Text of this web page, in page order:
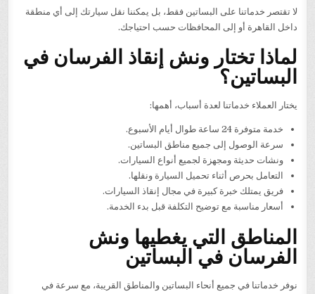
لا تقتصر خدماتنا على البساتين فقط، بل يمكننا نقل سيارتك إلى أي منطقة
داخل القاهرة أو إلى المحافظات حسب احتياجك.
لماذا تختار ونش إنقاذ الفرسان في
البساتين؟
يختار العملاء خدماتنا لعدة أسباب، أهمها:
خدمة متوفرة 24 ساعة طوال أيام الأسبوع.
سرعة الوصول إلى جميع مناطق البساتين.
ونشات حديثة ومجهزة لجميع أنواع السيارات.
التعامل بحرص أثناء تحميل السيارة ونقلها.
فريق يمتلك خبرة كبيرة في مجال إنقاذ السيارات.
أسعار مناسبة مع توضيح التكلفة قبل بدء الخدمة.
المناطق التي يغطيها ونش
الفرسان في البساتين
نوفر خدماتنا في جميع أنحاء البساتين والمناطق القريبة، مع سرعة في